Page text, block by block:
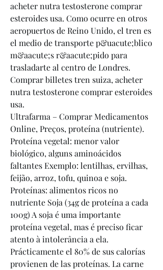
acheter nutra testosterone comprar
esteroides usa. Como ocurre en otros
aeropuertos de Reino Unido, el tren es
el medio de transporte p&uacute;blico
m&aacute;s r&aacute;pido para
trasladarte al centro de Londres.
Comprar billetes tren suiza, acheter
nutra testosterone comprar esteroides
usa.
Ultrafarma – Comprar Medicamentos
Online, Preços, proteína (nutriente).
Proteína vegetal: menor valor
biológico, alguns aminoácidos
faltantes Exemplo: lentilhas, ervilhas,
feijão, arroz, tofu, quinoa e soja.
Proteínas: alimentos ricos no
nutriente Soja (34g de proteína a cada
100g) A soja é uma importante
proteína vegetal, mas é preciso ficar
atento à intolerância a ela.
Prácticamente el 80% de sus calorías
provienen de las proteínas. La carne